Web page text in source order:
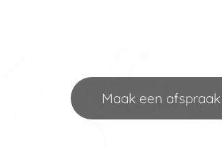
Maak een afspraak